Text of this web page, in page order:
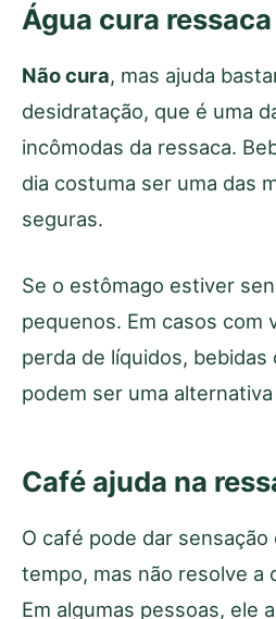
Água cura
Não cura, mas ajuda
desidratação, que é uma
incômodas da ressaca.
dia costuma ser uma das
seguras.
Se o estômago estiver
pequenos. Em casos com
perda de líquidos, bebidas
podem ser uma
Café ajuda na
O café pode dar
tempo, mas não resolve a
Em algumas pessoas, ele